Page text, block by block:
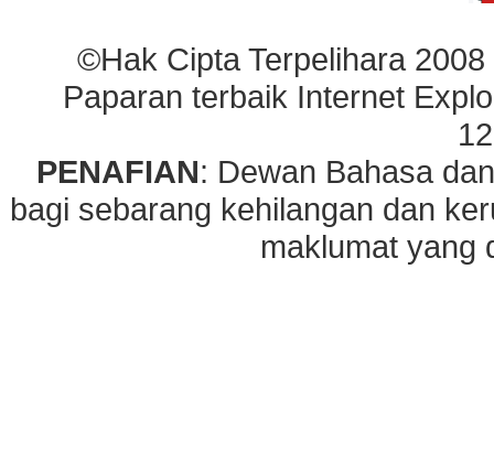
©Hak Cipta Terpelihara
Paparan terbaik Internet
PENAFIAN: Dewan Bahasa
bagi sebarang kehilangan dan
maklumat yang